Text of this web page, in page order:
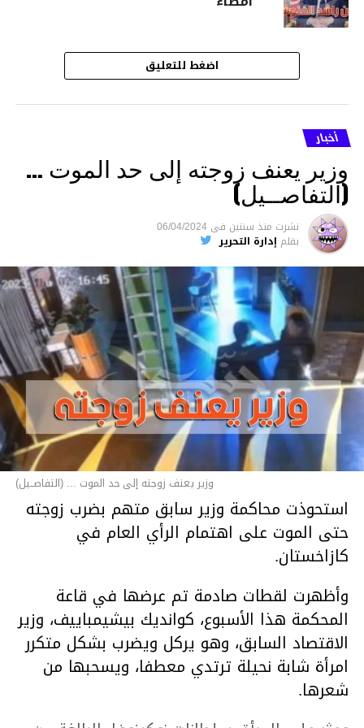
اضغط للتعليق
أخبار
وزير يعنف زوجته إلى حد الموت …
(التفاصــيل)
نشرت منذ سنتين فى 06/04/2024
بقلم إدارة التحرير
وزير يعنف زوجته إلى حد الموت ... (التفاصــيل)
استحوذت محاكمة وزير سابق متهم بضرب زوجته
حتى الموت على اهتمام الرأي العام في
كازاخستان.
وأظهرت لقطات صادمة تم عرضها في قاعة
المحكمة هذا الأسبوع، كوانديك بيشيمباييف، وزير
الاقتصاد السابق، وهو يركل ويضرب بشكل متكرر
امرأة شابة نحيلة ترتدي معطفا، ويسحبها من
شعرها.